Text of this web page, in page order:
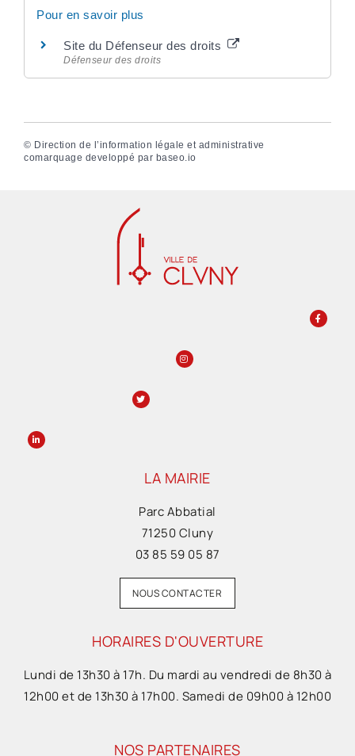
Pour en savoir plus
Site du Défenseur des droits
Défenseur des droits
© Direction de l’information légale et administrative
comarquage developpé par baseo.io
LA MAIRIE
Parc Abbatial
71250 Cluny
03 85 59 05 87
NOUS CONTACTER
HORAIRES D'OUVERTURE
Lundi de 13h30 à 17h. Du mardi au vendredi de 8h30 à
12h00 et de 13h30 à 17h00. Samedi de 09h00 à 12h00
NOS PARTENAIRES